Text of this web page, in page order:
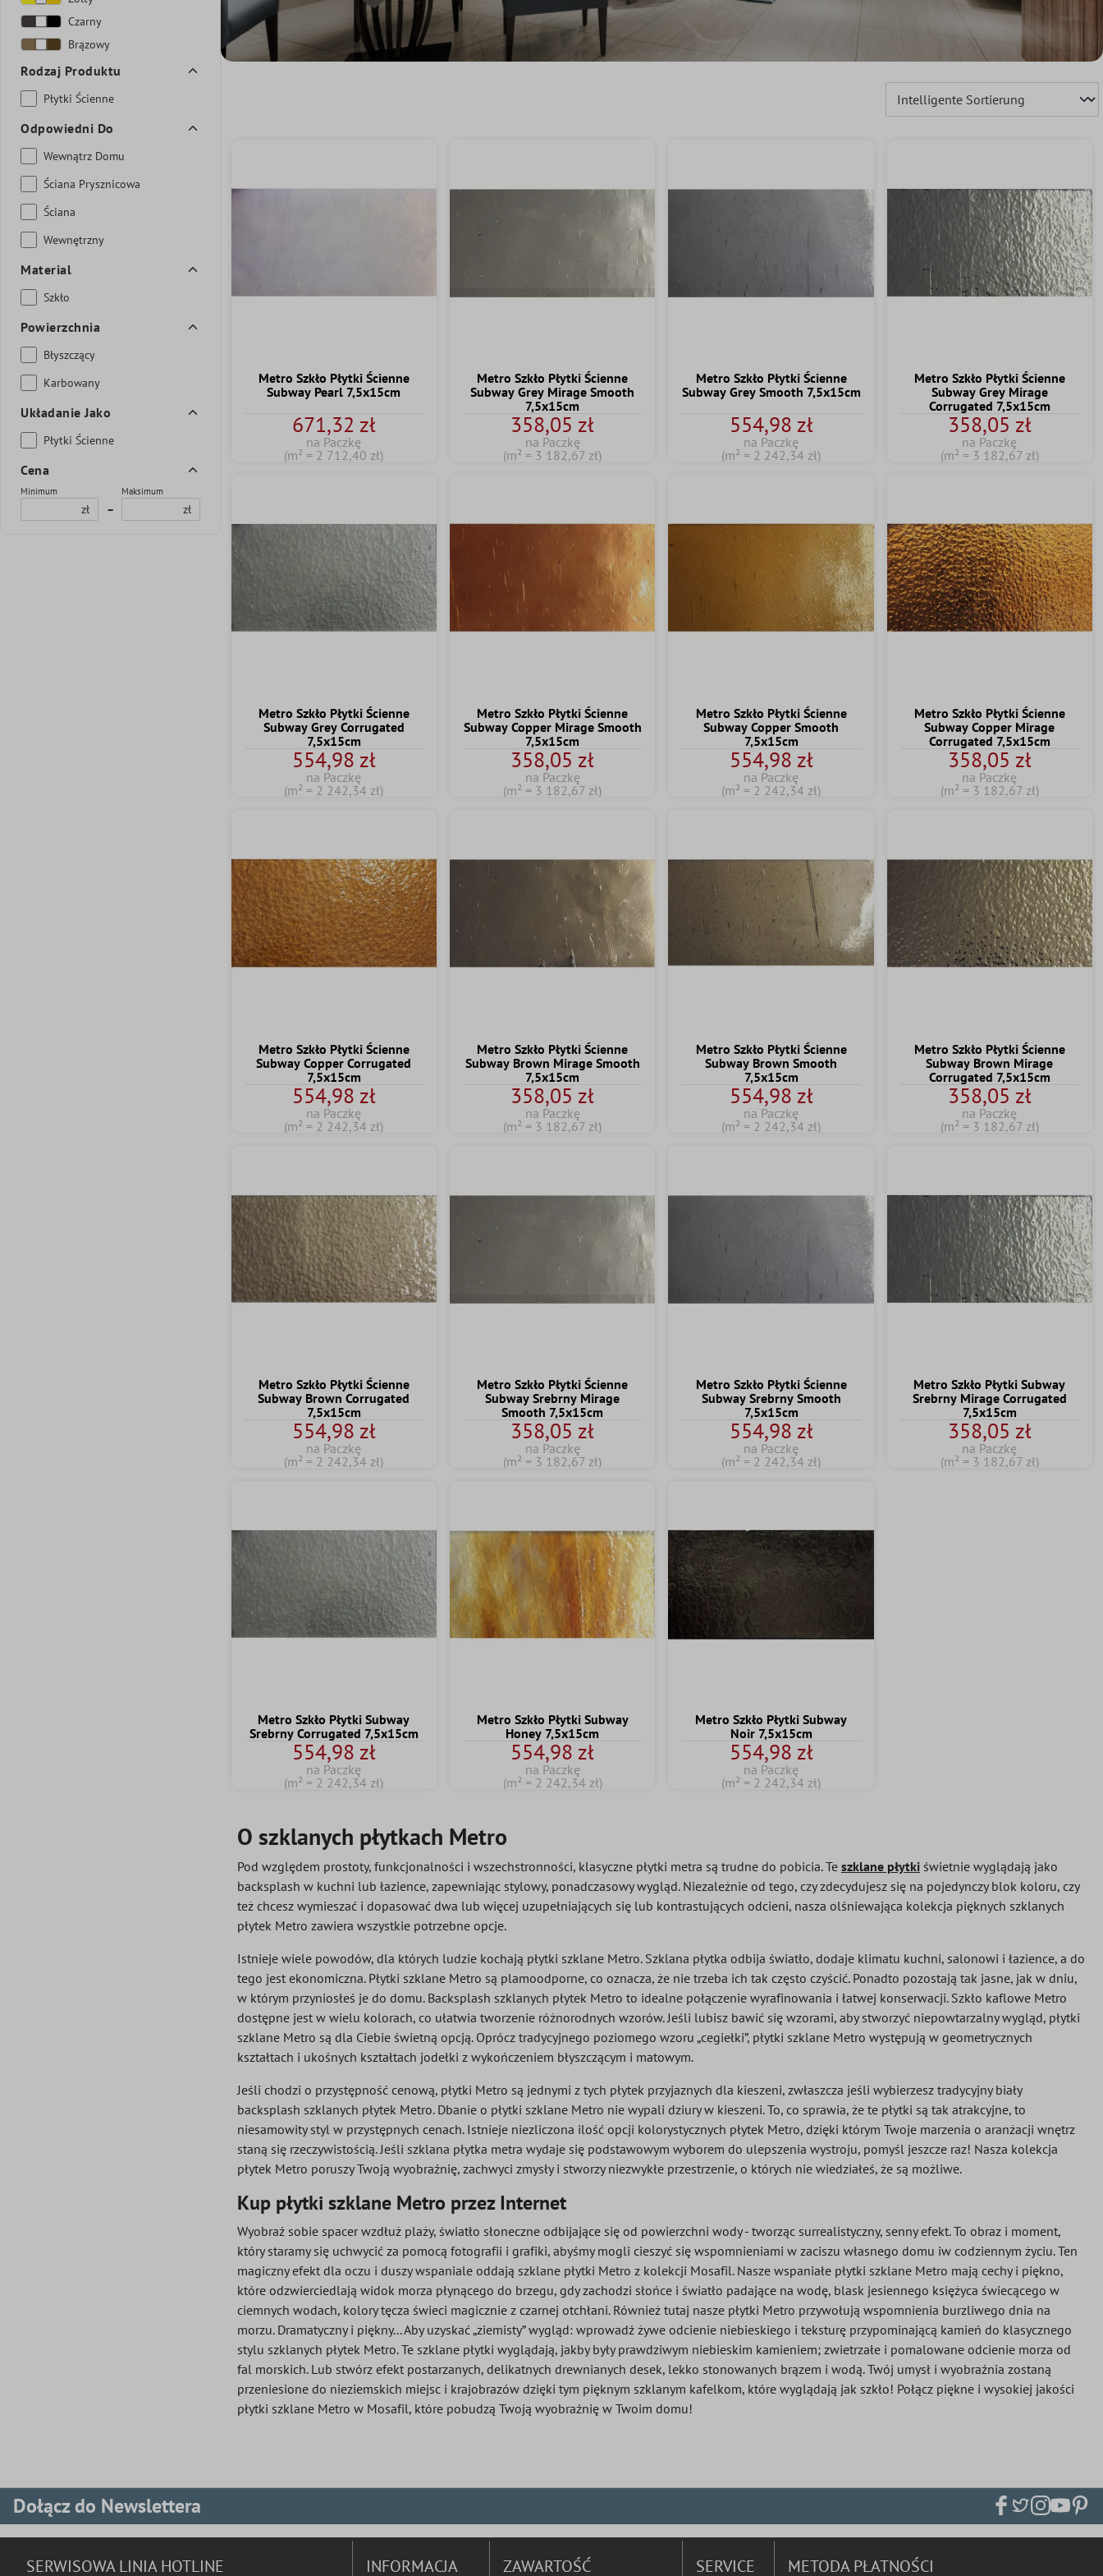
Czarny
Brązowy
Rodzaj Produktu
Płytki Ścienne
Odpowiedni Do
Wewnątrz Domu
Ściana Prysznicowa
Ściana
Wewnętrzny
Material
Szkło
Powierzchnia
Błyszczący
Karbowany
Układanie Jako
Płytki Ścienne
Cena
Minimum
zł –
Maksimum
zł
Metro Szkło Płytki Ścienne
Subway Pearl 7,5x15cm
671,32 zł
na Paczkę
(m² = 2 712,40 zł)
Metro Szkło Płytki Ścienne
Subway Grey Mirage Smooth
7,5x15cm
358,05 zł
na Paczkę
(m² = 3 182,67 zł)
Metro Szkło Płytki Ścienne
Subway Grey Smooth 7,5x15cm
554,98 zł
na Paczkę
(m² = 2 242,34 zł)
Metro Szkło Płytki Ścienne
Subway Grey Mirage
Corrugated 7,5x15cm
358,05 zł
na Paczkę
(m² = 3 182,67 zł)
Metro Szkło Płytki Ścienne
Subway Grey Corrugated
7,5x15cm
554,98 zł
na Paczkę
(m² = 2 242,34 zł)
Metro Szkło Płytki Ścienne
Subway Copper Mirage Smooth
7,5x15cm
358,05 zł
na Paczkę
(m² = 3 182,67 zł)
Metro Szkło Płytki Ścienne
Subway Copper Smooth
7,5x15cm
554,98 zł
na Paczkę
(m² = 2 242,34 zł)
Metro Szkło Płytki Ścienne
Subway Copper Mirage
Corrugated 7,5x15cm
358,05 zł
na Paczkę
(m² = 3 182,67 zł)
Metro Szkło Płytki Ścienne
Subway Copper Corrugated
7,5x15cm
554,98 zł
na Paczkę
(m² = 2 242,34 zł)
Metro Szkło Płytki Ścienne
Subway Brown Mirage Smooth
7,5x15cm
358,05 zł
na Paczkę
(m² = 3 182,67 zł)
Metro Szkło Płytki Ścienne
Subway Brown Smooth
7,5x15cm
554,98 zł
na Paczkę
(m² = 2 242,34 zł)
Metro Szkło Płytki Ścienne
Subway Brown Mirage
Corrugated 7,5x15cm
358,05 zł
na Paczkę
(m² = 3 182,67 zł)
Metro Szkło Płytki Ścienne
Subway Brown Corrugated
7,5x15cm
554,98 zł
na Paczkę
(m² = 2 242,34 zł)
Metro Szkło Płytki Ścienne
Subway Srebrny Mirage
Smooth 7,5x15cm
358,05 zł
na Paczkę
(m² = 3 182,67 zł)
Metro Szkło Płytki Ścienne
Subway Srebrny Smooth
7,5x15cm
554,98 zł
na Paczkę
(m² = 2 242,34 zł)
Metro Szkło Płytki Subway
Srebrny Mirage Corrugated
7,5x15cm
358,05 zł
na Paczkę
(m² = 3 182,67 zł)
Metro Szkło Płytki Subway
Srebrny Corrugated 7,5x15cm
554,98 zł
na Paczkę
(m² = 2 242,34 zł)
Metro Szkło Płytki Subway
Honey 7,5x15cm
554,98 zł
na Paczkę
(m² = 2 242,34 zł)
Metro Szkło Płytki Subway
Noir 7,5x15cm
554,98 zł
na Paczkę
(m² = 2 242,34 zł)
O szklanych płytkach Metro
Pod względem prostoty, funkcjonalności i wszechstronności, klasyczne płytki metra są trudne do pobicia. Te szklane płytkiświetnie wyglądają jako
backsplash w kuchni lub łazience, zapewniając stylowy, ponadczasowy wygląd. Niezależnie od tego, czy zdecydujesz się na pojedynczy blok koloru, czy
też chcesz wymieszać i dopasować dwa lub więcej uzupełniających się lub kontrastujących odcieni, nasza olśniewająca kolekcja pięknych szklanych
płytek Metro zawiera wszystkie potrzebne opcje.
Istnieje wiele powodów, dla których ludzie kochają płytki szklane Metro. Szklana płytka odbija światło, dodaje klimatu kuchni, salonowi i łazience, a do
tego jest ekonomiczna. Płytki szklane Metro są plamoodporne, co oznacza, że nie trzeba ich tak często czyścić. Ponadto pozostają tak jasne, jak w dniu,
w którym przyniosłeś je do domu. Backsplash szklanych płytek Metro to idealne połączenie wyrafinowania i łatwej konserwacji. Szkło kaflowe Metro
dostępne jest w wielu kolorach, co ułatwia tworzenie różnorodnych wzorów. Jeśli lubisz bawić się wzorami, aby stworzyć niepowtarzalny wygląd, płytki
szklane Metro są dla Ciebie świetną opcją. Oprócz tradycyjnego poziomego wzoru „cegiełki”, płytki szklane Metro występują w geometrycznych
kształtach i ukośnych kształtach jodełki z wykończeniem błyszczącym i matowym.
Jeśli chodzi o przystępność cenową, płytki Metro są jednymi z tych płytek przyjaznych dla kieszeni, zwłaszcza jeśli wybierzesz tradycyjny biały
backsplash szklanych płytek Metro. Dbanie o płytki szklane Metro nie wypali dziury w kieszeni. To, co sprawia, że te płytki są tak atrakcyjne, to
niesamowity styl w przystępnych cenach. Istnieje niezliczona ilość opcji kolorystycznych płytek Metro, dzięki którym Twoje marzenia o aranżacji wnętrz
staną się rzeczywistością. Jeśli szklana płytka metra wydaje się podstawowym wyborem do ulepszenia wystroju, pomyśl jeszcze raz! Nasza kolekcja
płytek Metro poruszy Twoją wyobraźnię, zachwyci zmysły i stworzy niezwykłe przestrzenie, o których nie wiedziałeś, że są możliwe.
Kup płytki szklane Metro przez Internet
Wyobraź sobie spacer wzdłuż plaży, światło słoneczne odbijające się od powierzchni wody - tworząc surrealistyczny, senny efekt. To obraz i moment,
który staramy się uchwycić za pomocą fotografii i grafiki, abyśmy mogli cieszyć się wspomnieniami w zaciszu własnego domu iw codziennym życiu. Ten
magiczny efekt dla oczu i duszy wspaniale oddają szklane płytki Metro z kolekcji Mosafil. Nasze wspaniałe płytki szklane Metro mają cechy i piękno,
które odzwierciedlają widok morza płynącego do brzegu, gdy zachodzi słońce i światło padające na wodę, blask jesiennego księżyca świecącego w
ciemnych wodach, kolory tęcza świeci magicznie z czarnej otchłani. Również tutaj nasze płytki Metro przywołują wspomnienia burzliwego dnia na
morzu. Dramatyczny i piękny... Aby uzyskać „ziemisty” wygląd: wprowadź żywe odcienie niebieskiego i teksturę przypominającą kamień do klasycznego
stylu szklanych płytek Metro. Te szklane płytki wyglądają, jakby były prawdziwym niebieskim kamieniem; zwietrzałe i pomalowane odcienie morza od
fal morskich. Lub stwórz efekt postarzanych, delikatnych drewnianych desek, lekko stonowanych brązem i wodą. Twój umysł i wyobraźnia zostaną
przeniesione do nieziemskich miejsc i krajobrazów dzięki tym pięknym szklanym kafelkom, które wyglądają jak szkło! Połącz piękne i wysokiej jakości
płytki szklane Metro w Mosafil, które pobudzą Twoją wyobraźnię w Twoim domu!
Dołącz do Newslettera
SERWISOWA LINIA HOTLINE INFORMACJA ZAWARTOŚĆ SERVICE METODA PŁATNOŚCI